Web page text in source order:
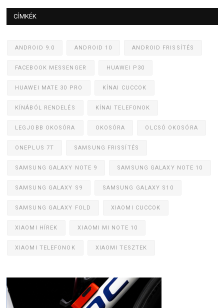
CÍMKÉK
ANDROID 9.0 ANDROID 10 ANDROID FRISSÍTÉS
FACEBOOK MESSENGER HUAWEI P30
HUAWEI MATE 30 PRO KÍNAI CUCCOK
KÍNÁBÓL RENDELÉS KÍNAI TELEFONOK
LEGJOBB OKOSÓRA OKOSÓRA OLCSÓ OKOSÓRA
ONEPLUS 7T SAMSUNG FRISSÍTÉS
SAMSUNG GALAXY NOTE 9 SAMSUNG GALAXY NOTE 10
SAMSUNG GALAXY S9 SAMSUNG GALAXY S10
SAMSUNG GALAXY FOLD XIAOMI CUCCOK
XIAOMI HÍREK XIAOMI MI NOTE 10
XIAOMI TELEFONOK XIAOMI TESZTEK